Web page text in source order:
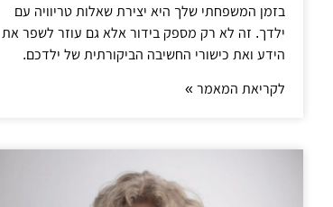
בזמן המשפחתי שלך היא יצירת שאלות טריוויה עם
ילדך. זה לא רק מספק בידור אלא גם עוזר לשפר את
הידע ואת כישורי החשיבה הביקורתית של ילדכם.
לקריאת המאמר »